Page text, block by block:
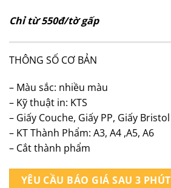
Chỉ từ 550đ/tờ gấp
THÔNG SỐ CƠ BẢN
– Màu sắc: nhiều màu
– Kỹ thuật in: KTS
– Giấy Couche, Giấy PP, Giấy Bristol
– KT Thành Phẩm: A3, A4 ,A5, A6
– Cắt thành phẩm
YÊU CẦU BÁO GIÁ SAU 3 PHÚT